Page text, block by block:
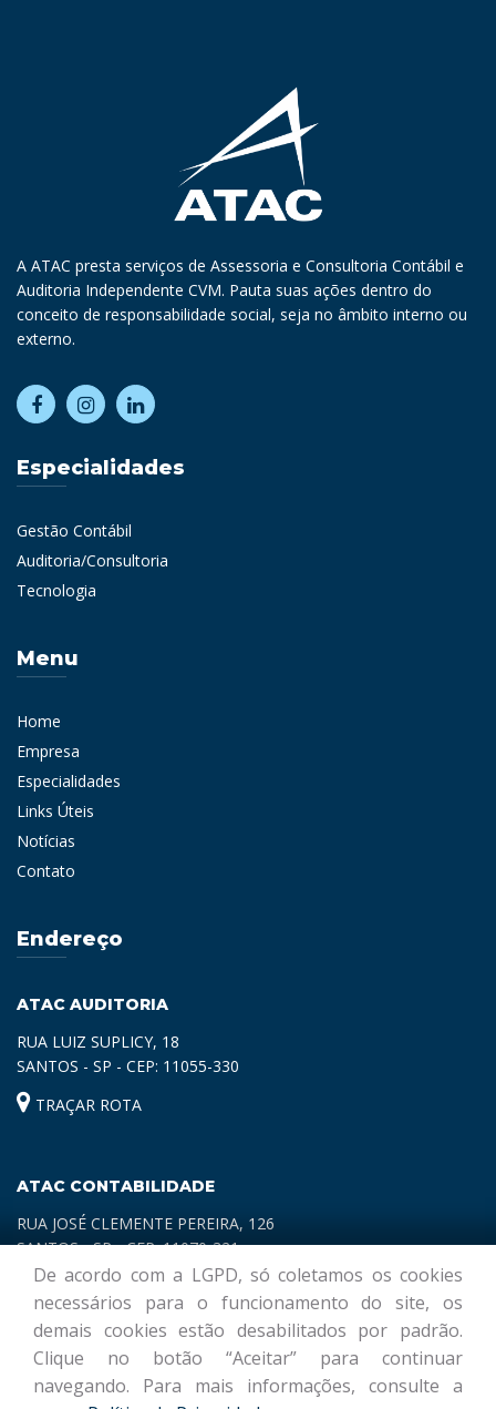
A ATAC presta serviços de Assessoria e Consultoria Contábil e
Auditoria Independente CVM. Pauta suas ações dentro do
conceito de responsabilidade social, seja no âmbito interno ou
externo.
Especialidades
Gestão Contábil
Auditoria/Consultoria
Tecnologia
Menu
Home
Empresa
Especialidades
Links Úteis
Notícias
Contato
Endereço
ATAC AUDITORIA
RUA LUIZ SUPLICY, 18
SANTOS - SP - CEP: 11055-330
TRAÇAR ROTA
ATAC CONTABILIDADE
RUA JOSÉ CLEMENTE PEREIRA, 126
SANTOS - SP - CEP: 11070-321
TRAÇAR ROTA
De acordo com a LGPD, só coletamos os cookies
necessários para o funcionamento do site, os
demais cookies estão desabilitados por padrão.
Clique no botão “Aceitar” para continuar
navegando. Para mais informações, consulte a